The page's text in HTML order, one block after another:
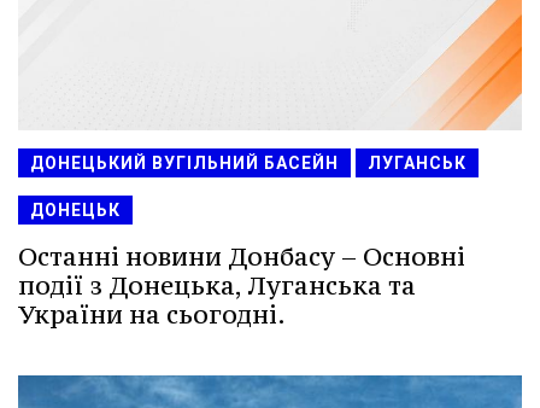
ДОНЕЦЬКИЙ ВУГІЛЬНИЙ БАСЕЙН ЛУГАНСЬК
ДОНЕЦЬК
Останні новини Донбасу – Основні
події з Донецька, Луганська та
України на сьогодні.